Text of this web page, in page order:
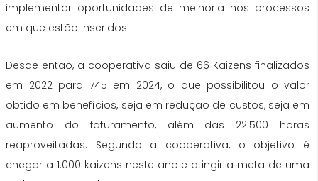
implementar oportunidades de melhoria nos processos
em que estão inseridos.
Desde então, a cooperativa saiu de 66 Kaizens finalizados
em 2022 para 745 em 2024, o que possibilitou o valor
obtido em benefícios, seja em redução de custos, seja em
aumento do faturamento, além das 22.500 horas
reaproveitadas. Segundo a cooperativa, o objetivo é
chegar a 1.000 kaizens neste ano e atingir a meta de uma